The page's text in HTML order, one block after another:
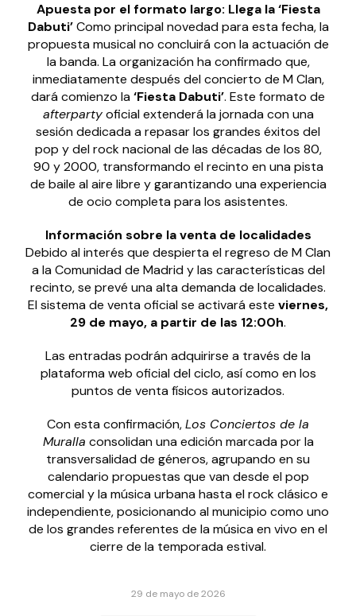
Apuesta por el formato largo: Llega la ‘Fiesta
Dabuti’Como principal novedad para esta fecha, la
propuesta musical no concluirá con la actuación de
la banda. La organización ha confirmado que,
inmediatamente después del concierto de M Clan,
dará comienzo la‘Fiesta Dabuti’. Este formato de
afterpartyoficial extenderá la jornada con una
sesión dedicada a repasar los grandes éxitos del
pop y del rock nacional de las décadas de los 80,
90 y 2000, transformando el recinto en una pista
de baile al aire libre y garantizando una experiencia
de ocio completa para los asistentes.
Información sobre la venta de localidades
Debido al interés que despierta el regreso de M Clan
a la Comunidad de Madrid y las características del
recinto, se prevé una alta demanda de localidades.
El sistema de venta oficial se activará este viernes,
29 de mayo, a partir de las 12:00h.
Las entradas podrán adquirirse a través de la
plataforma web oficial del ciclo, así como en los
puntos de venta físicos autorizados.
Con esta confirmación,Los Conciertos de la
Muralla consolidan una edición marcada por la
transversalidad de géneros, agrupando en su
calendario propuestas que van desde el pop
comercial y la música urbana hasta el rock clásico e
independiente, posicionando al municipio como uno
de los grandes referentes de la música en vivo en el
cierre de la temporada estival.
29 de mayo de 2026